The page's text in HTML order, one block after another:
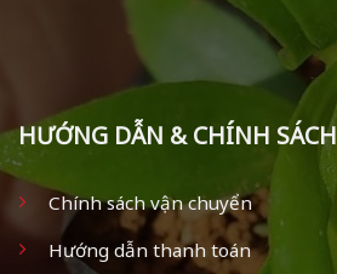
HƯỚNG DẪN & CHÍNH SÁCH
Chính sách vận chuyển
Hướng dẫn thanh toán